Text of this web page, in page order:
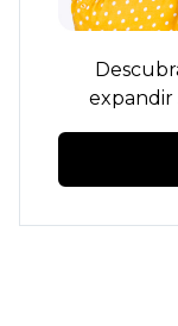
expandir